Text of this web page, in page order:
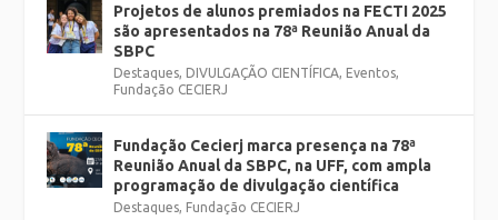
Projetos de alunos premiados na FECTI 2025
são apresentados na 78ª Reunião Anual da
SBPC
Destaques, DIVULGAÇÃO CIENTÍFICA, Eventos,
Fundação CECIERJ
Fundação Cecierj marca presença na 78ª
Reunião Anual da SBPC, na UFF, com ampla
programação de divulgação científica
Destaques, Fundação CECIERJ